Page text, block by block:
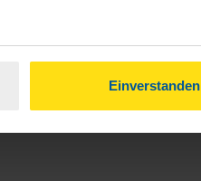
Einverstanden